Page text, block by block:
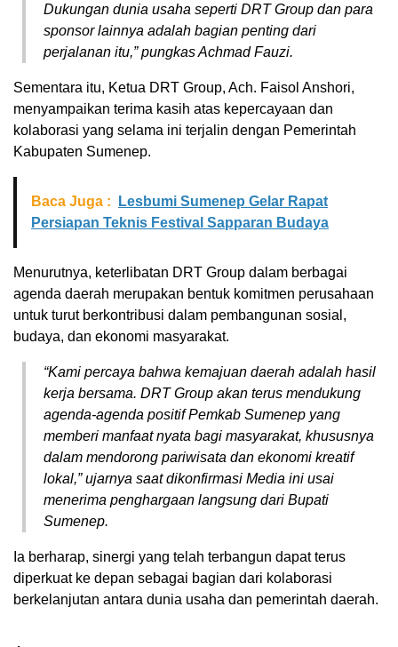
Dukungan dunia usaha seperti DRT Group dan para
sponsor lainnya adalah bagian penting dari
perjalanan itu,” pungkas Achmad Fauzi.
Sementara itu, Ketua DRT Group, Ach. Faisol Anshori,
menyampaikan terima kasih atas kepercayaan dan
kolaborasi yang selama ini terjalin dengan Pemerintah
Kabupaten Sumenep.
Baca Juga :
Lesbumi Sumenep Gelar Rapat
Persiapan Teknis Festival Sapparan Budaya
Menurutnya, keterlibatan DRT Group dalam berbagai
agenda daerah merupakan bentuk komitmen perusahaan
untuk turut berkontribusi dalam pembangunan sosial,
budaya, dan ekonomi masyarakat.
“Kami percaya bahwa kemajuan daerah adalah hasil
kerja bersama. DRT Group akan terus mendukung
agenda-agenda positif Pemkab Sumenep yang
memberi manfaat nyata bagi masyarakat, khususnya
dalam mendorong pariwisata dan ekonomi kreatif
lokal,” ujarnya saat dikonfirmasi Media ini usai
menerima penghargaan langsung dari Bupati
Sumenep.
Ia berharap, sinergi yang telah terbangun dapat terus
diperkuat ke depan sebagai bagian dari kolaborasi
berkelanjutan antara dunia usaha dan pemerintah daerah.